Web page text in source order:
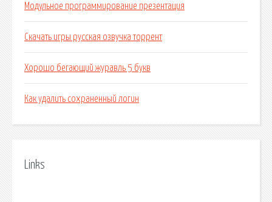
Модульное программирование презентация
Скачать игры русская озвучка торрент
Хорошо бегающий журавль 5 букв
Как удалить сохраненный логин
Links